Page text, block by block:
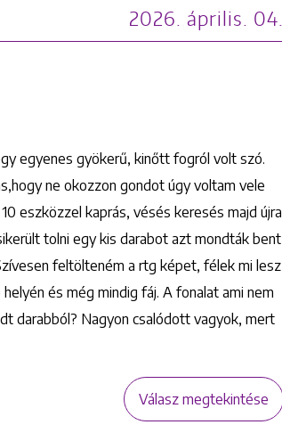
2026. április. 04.
egyenes gyökerű, kinőtt fogról volt szó.
ne okozzon gondot úgy voltam vele
eszközzel kaprás, vésés keresés majd újra
tolni egy kis darabot azt mondták bent
feltölteném a rtg képet, félek mi lesz
és még mindig fáj. A fonalat ami nem
darabból? Nagyon csalódott vagyok, mert
Válasz megtekintése